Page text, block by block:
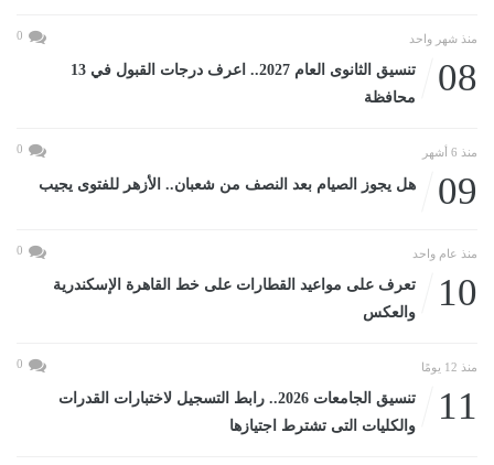
منذ شهر واحد 0
08
تنسيق الثانوى العام 2027.. اعرف درجات القبول في 13
محافظة
منذ 6 أشهر 0
09 هل يجوز الصيام بعد النصف من شعبان.. الأزهر للفتوى يجيب
منذ عام واحد 0
10
تعرف على مواعيد القطارات على خط القاهرة الإسكندرية
والعكس
منذ 12 يومًا 0
11
تنسيق الجامعات 2026.. رابط التسجيل لاختبارات القدرات
والكليات التى تشترط اجتيازها